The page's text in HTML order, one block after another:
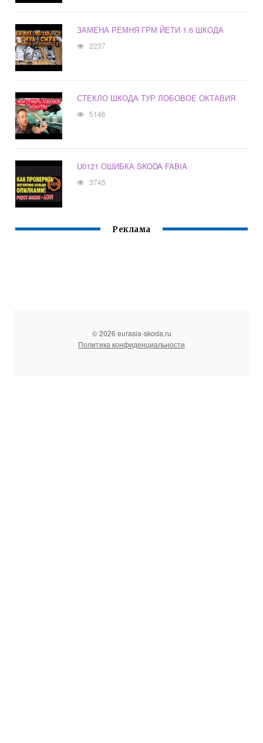
ЗАМЕНА РЕМНЯ ГРМ ЙЕТИ 1.6 ШКОДА
2237
СТЕКЛО ШКОДА ТУР ЛОБОВОЕ ОКТАВИЯ
5146
U0121 ОШИБКА SKODA FABIA
3745
Реклама
© 2026 eurasia-skoda.ru
Политика конфиденциальности